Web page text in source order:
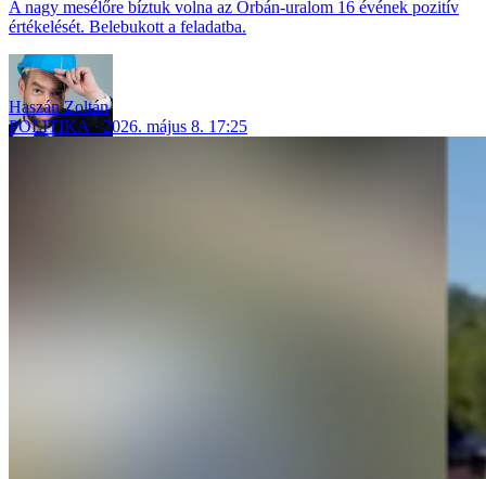
A nagy mesélőre bíztuk volna az Orbán-uralom 16 évének pozitív
értékelését. Belebukott a feladatba.
Haszán Zoltán
POLITIKA
2026. május 8. 17:25